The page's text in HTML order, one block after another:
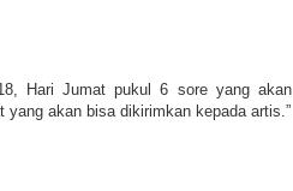
Hari Jumat pukul 6 sore yang akan
akan bisa dikirimkan kepada artis.”